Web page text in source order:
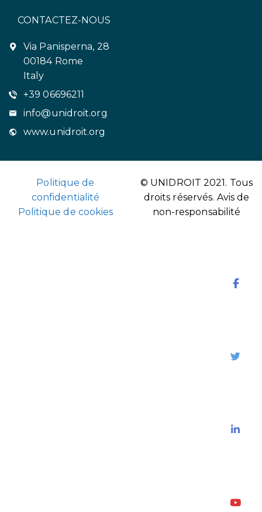
CONTACTEZ-NOUS
Via Panisperna, 28
00184 Rome
Italy
+39 06696211
info@unidroit.org
www.unidroit.org
Politique de
confidentialité
Politique de cookies
© UNIDROIT 2021. Tous
droits réservés. Avis de
non-responsabilité